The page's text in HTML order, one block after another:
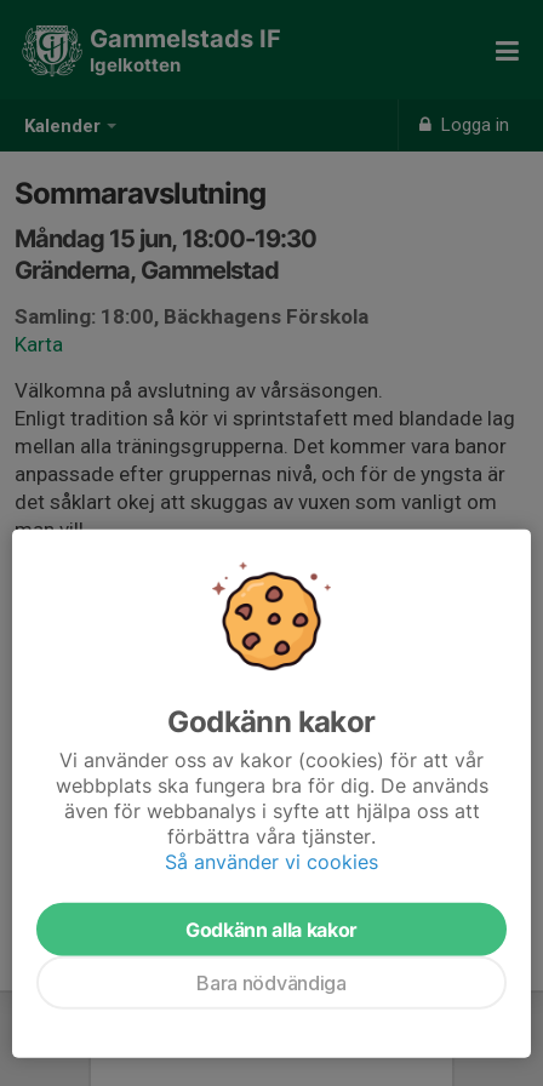
Kalender Logga in
Gammelstads IF
Igelkotten
Sommaravslutning
Måndag 15 jun, 18:00-19:30
Gränderna, Gammelstad
Samling: 18:00, Bäckhagens Förskola
Karta
Välkomna på avslutning av vårsäsongen.
Enligt tradition så kör vi sprintstafett med blandade lag
mellan alla träningsgrupperna. Det kommer vara banor
anpassade efter gruppernas nivå, och för de yngsta är
det såklart okej att skuggas av vuxen som vanligt om
man vill.
Vi kommer köra med SI enheter så ta med SI pinnar om
ni har, finns att låna till övriga.
Efter stafetten har vi lättare fika tillsammans och
avslutar inför sommaren.
så önskar vi svar på kallelsen senast under söndagen.
Samlas på baksidan av Bäckhagens Förskola, parkera
med förstånd på lämplig plats i närområdet. Tänk på P-
avgiften på Grändernas parkeringar.
Godkänn kakor
Vi använder oss av kakor (cookies) för att vår
webbplats ska fungera bra för dig. De används
även för webbanalys i syfte att hjälpa oss att
förbättra våra tjänster.
Så använder vi cookies
Godkänn alla kakor
Bara nödvändiga